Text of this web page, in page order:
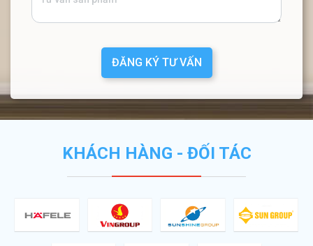
ĐĂNG KÝ TƯ VẤN
KHÁCH HÀNG - ĐỐI TÁC